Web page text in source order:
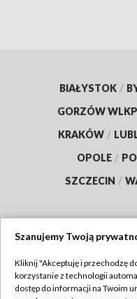
BIAŁYSTOK /
GORZÓW
KRAKÓW /
OPOLE /
SZCZECIN /
Szanujemy Twoją
Kliknij "Akceptuję i przechodzę
korzystanie z technologii
dostęp do informacji na Twoim